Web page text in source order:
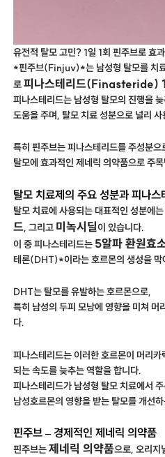
유전적 탈모 고민? 1일 1회 핀주브로 효
*핀주브(Finjuv)*는 남성형 탈모를 치
로피나스테리드(Finasteride)
피나스테리드는 남성형 탈모의 진행을
도움을 주며, 탈모 치료 성분으로 널리
특히 핀주브는 피나스테리드를 주성분으
탈모에 효과적인 제네릭 의약품으로 주
탈모 치료제의 주요 성분과 피나스
탈모 치료에 사용되는 대표적인 성분에
드, 그리고 미녹시딜이 있습니다.
이 중 피나스테리드는 5알파 환원효
테론(DHT)*이라는 호르몬의 생성을 막
DHT는 탈모를 유발하는 호르몬으로,
특히 남성의 두피 모낭에 영향을 미쳐 머
다.
피나스테리드는 이러한 호르몬이 머리
되는 속도를 늦추는 역할을 합니다.
피나스테리드가 남성형 탈모 치료에서
남성호르몬의 영향을 받는 탈모를 개선
핀주브 – 경제적인 제네릭 의약품
핀주브는제네릭 의약품으로, 오리지